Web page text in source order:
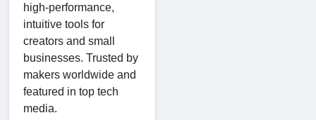
high-performance,
intuitive tools for
creators and small
businesses. Trusted by
makers worldwide and
featured in top tech
media.